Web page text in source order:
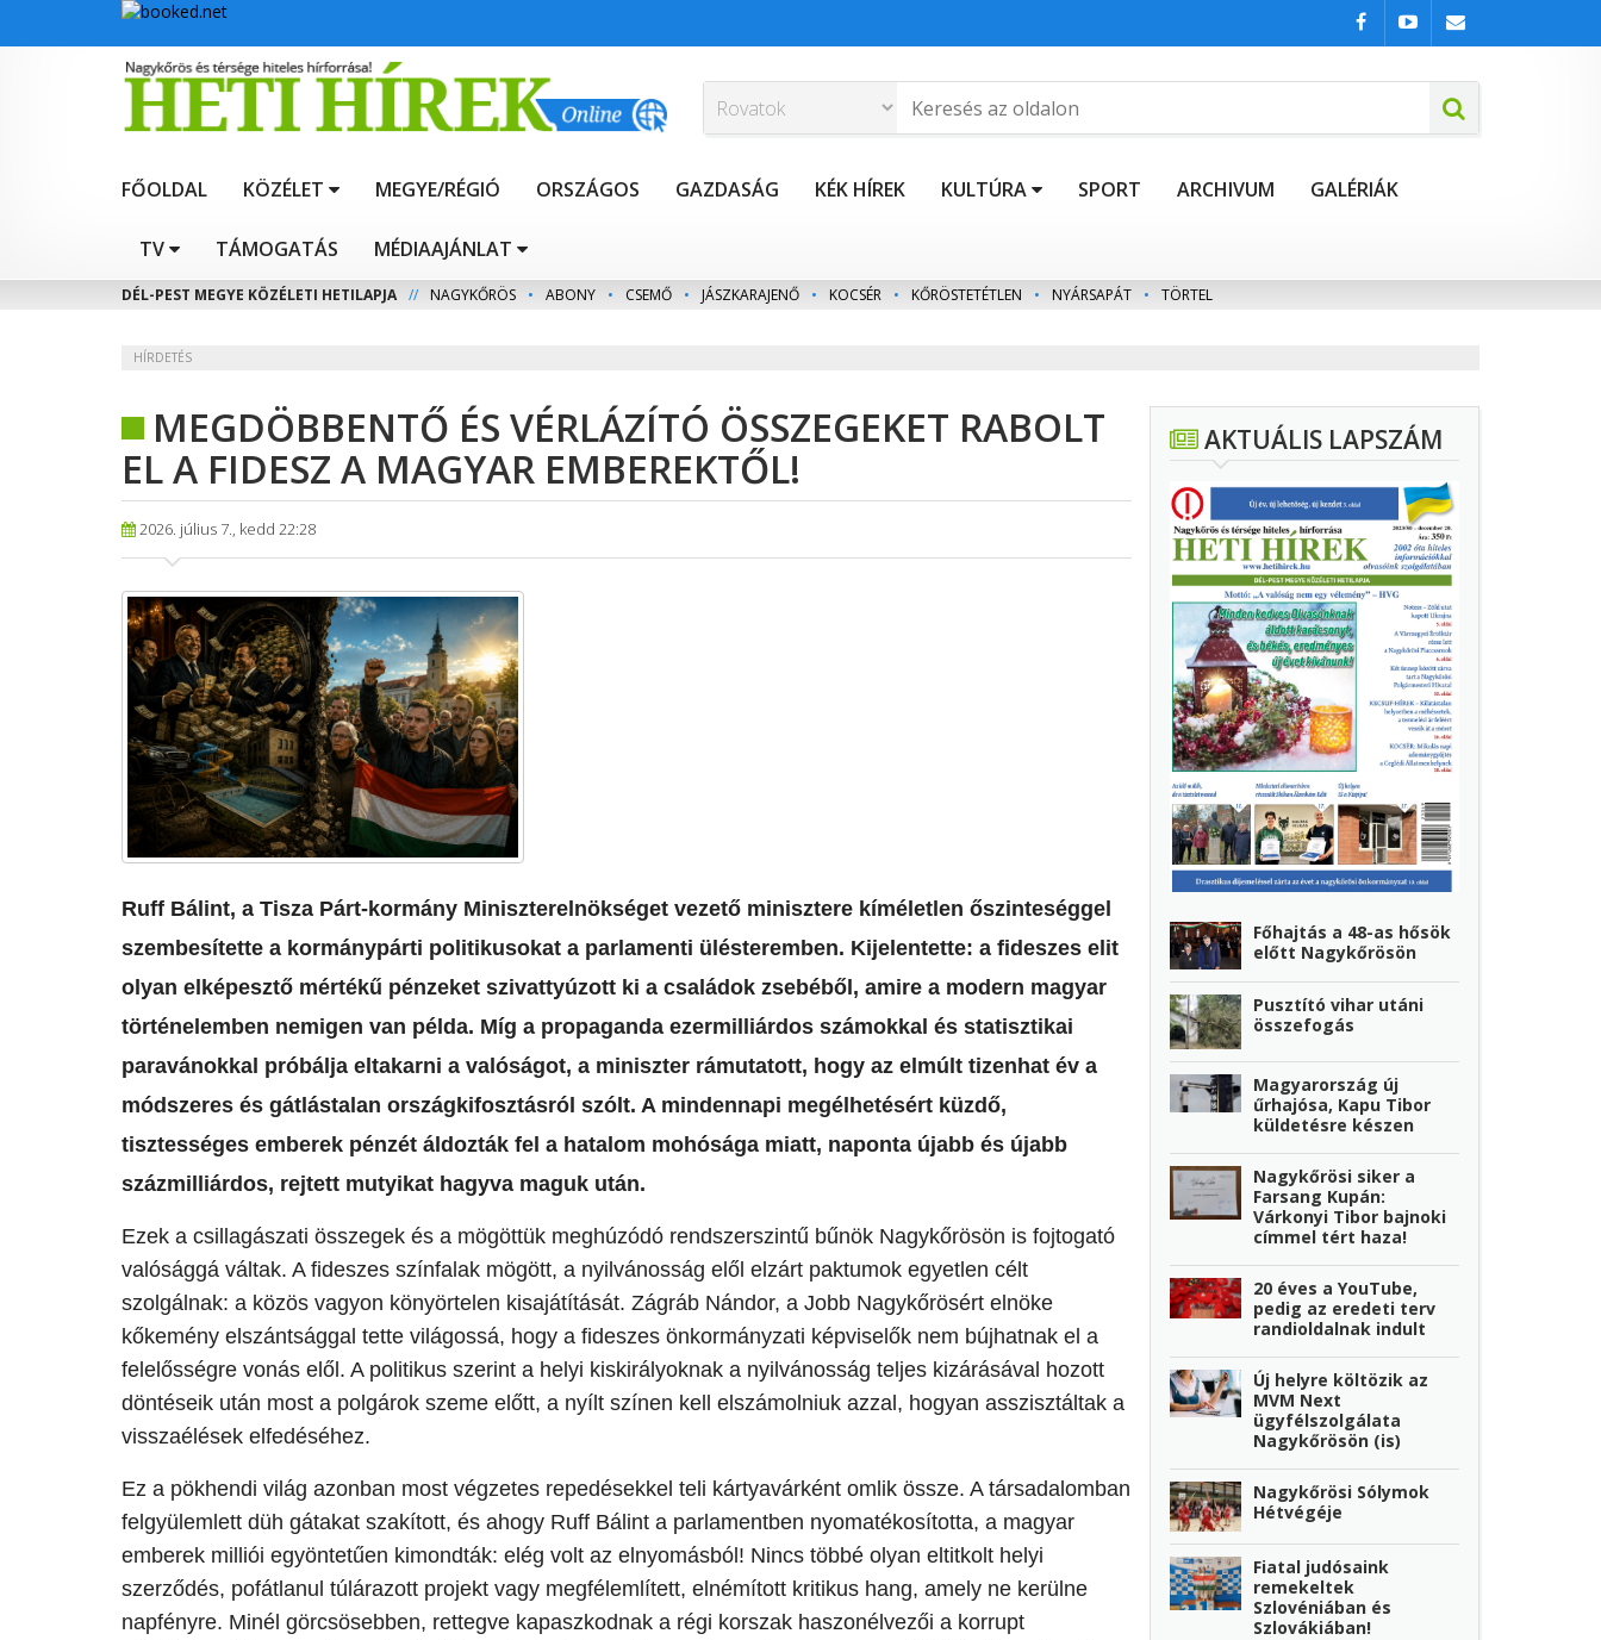
FŐOLDAL KÖZÉLET MEGYE/RÉGIÓ ORSZÁGOS GAZDASÁG KÉK HÍREK KULTÚRA SPORT ARCHIVUM GALÉRIÁK
TV TÁMOGATÁS MÉDIAAJÁNLAT
DÉL-PEST MEGYE KÖZÉLETI HETILAPJA // NAGYKŐRÖS • ABONY • CSEMŐ • JÁSZKARAJENŐ • KOCSÉR • KŐRÖSTETÉTLEN • NYÁRSAPÁT • TÖRTEL
HÍRDETÉS
MEGDÖBBENTŐ ÉS VÉRLÁZÍTÓ ÖSSZEGEKET RABOLT
EL A FIDESZ A MAGYAR EMBEREKTŐL!
2026. július 7., kedd 22:28
​Ruff Bálint, a Tisza Párt-kormány Miniszterelnökséget vezető minisztere kíméletlen őszinteséggel
szembesítette a kormánypárti politikusokat a parlamenti ülésteremben. Kijelentette: a fideszes elit
olyan elképesztő mértékű pénzeket szivattyúzott ki a családok zsebéből, amire a modern magyar
történelemben nemigen van példa. Míg a propaganda ezermilliárdos számokkal és statisztikai
paravánokkal próbálja eltakarni a valóságot, a miniszter rámutatott, hogy az elmúlt tizenhat év a
módszeres és gátlástalan országkifosztásról szólt. A mindennapi megélhetésért küzdő,
tisztességes emberek pénzét áldozták fel a hatalom mohósága miatt, naponta újabb és újabb
százmilliárdos, rejtett mutyikat hagyva maguk után.
​Ezek a csillagászati összegek és a mögöttük meghúzódó rendszerszintű bűnök Nagykőrösön is fojtogató
valósággá váltak. A fideszes színfalak mögött, a nyilvánosság elől elzárt paktumok egyetlen célt
szolgálnak: a közös vagyon könyörtelen kisajátítását. Zágráb Nándor, a Jobb Nagykőrösért elnöke
kőkemény elszántsággal tette világossá, hogy a fideszes önkormányzati képviselők nem bújhatnak el a
felelősségre vonás elől. A politikus szerint a helyi kiskirályoknak a nyilvánosság teljes kizárásával hozott
döntéseik után most a polgárok szeme előtt, a nyílt színen kell elszámolniuk azzal, hogyan asszisztáltak a
visszaélések elfedéséhez.
​Ez a pökhendi világ azonban most végzetes repedésekkel teli kártyavárként omlik össze. A társadalomban
felgyülemlett düh gátakat szakított, és ahogy Ruff Bálint a parlamentben nyomatékosította, a magyar
emberek milliói egyöntetűen kimondták: elég volt az elnyomásból! Nincs többé olyan eltitkolt helyi
szerződés, pofátlanul túlárazott projekt vagy megfélemlített, elnémított kritikus hang, amely ne kerülne
napfényre. Minél görcsösebben, rettegve kapaszkodnak a régi korszak haszonélvezői a korrupt
AKTUÁLIS LAPSZÁM
Főhajtás a 48-as hősök
előtt Nagykőrösön
Pusztító vihar utáni
összefogás
Magyarország új
űrhajósa, Kapu Tibor
küldetésre készen
Nagykőrösi siker a
Farsang Kupán:
Várkonyi Tibor bajnoki
címmel tért haza!
20 éves a YouTube,
pedig az eredeti terv
randioldalnak indult
Új helyre költözik az
MVM Next
ügyfélszolgálata
Nagykőrösön (is)
Nagykőrösi Sólymok
Hétvégéje
Fiatal judósaink
remekeltek
Szlovéniában és
Szlovákiában!